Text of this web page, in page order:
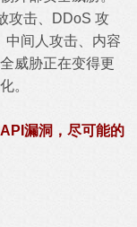
攻击、DDoS 攻
中间人攻击、内容
威胁正在变得更
。
漏洞，尽可能的